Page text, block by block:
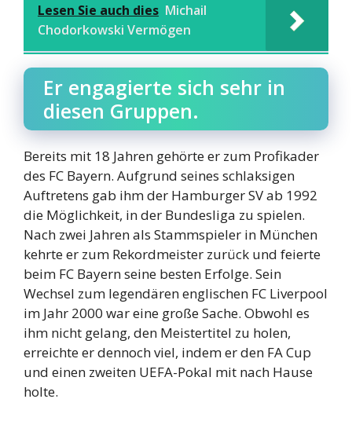
Lesen Sie auch dies Michail
Chodorkowski Vermögen
Er engagierte sich sehr in
diesen Gruppen.
Bereits mit 18 Jahren gehörte er zum Profikader
des FC Bayern. Aufgrund seines schlaksigen
Auftretens gab ihm der Hamburger SV ab 1992
die Möglichkeit, in der Bundesliga zu spielen.
Nach zwei Jahren als Stammspieler in München
kehrte er zum Rekordmeister zurück und feierte
beim FC Bayern seine besten Erfolge. Sein
Wechsel zum legendären englischen FC Liverpool
im Jahr 2000 war eine große Sache. Obwohl es
ihm nicht gelang, den Meistertitel zu holen,
erreichte er dennoch viel, indem er den FA Cup
und einen zweiten UEFA-Pokal mit nach Hause
holte.